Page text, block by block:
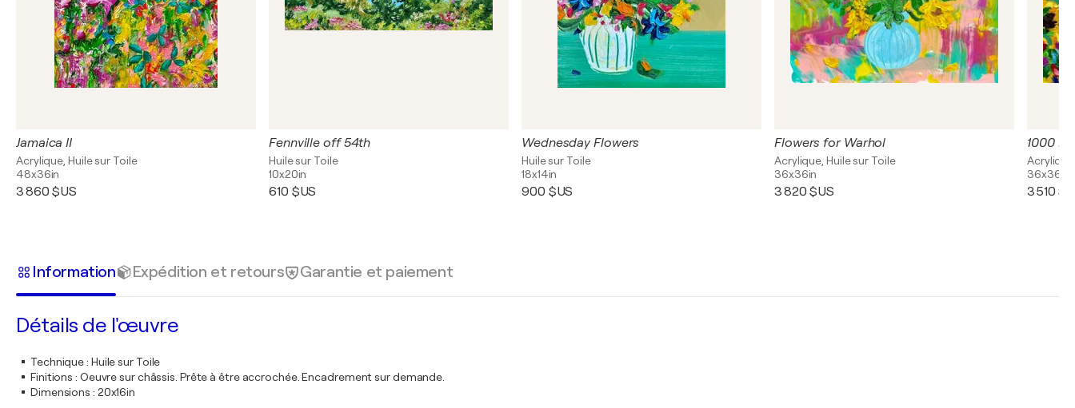
Jamaica II
Acrylique, Huile sur Toile
48x36in
3 860 $US
Fennville off 54th
Huile sur Toile
10x20in
610 $US
Wednesday Flowers
Huile sur Toile
18x14in
900 $US
Flowers for Warhol
Acrylique, Huile sur Toile
36x36in
3 820 $US
1000
36x36in
3 510
Information Expédition et retours Garantie et paiement
Détails de l'œuvre
Technique: Huile sur Toile
Finitions : Oeuvre sur châssis. Prête à être accrochée. Encadrement sur demande.
Dimensions : 20x16in